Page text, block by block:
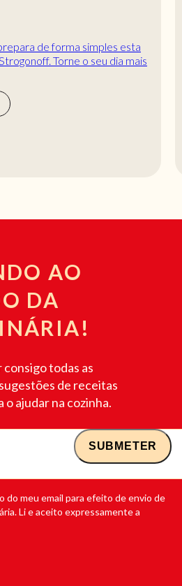
de forma simples esta
Torne o seu dia mais
AO
DA
todas as
de receitas
o ajudar na cozinha.
meu email para efeito de envio de
Li e aceito expressamente a